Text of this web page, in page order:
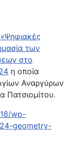
«Ψηφιακές
των
στο
η οποία
Αναργύρων
Πατσιομίτου.
wp-
geometry-